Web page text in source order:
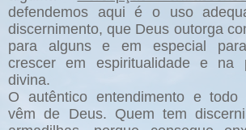
defendemos aqui é o uso
discernimento, que Deus outorga
para alguns e em especial
crescer em espiritualidade e na
divina.
O autêntico entendimento e todo
vêm de Deus. Quem tem